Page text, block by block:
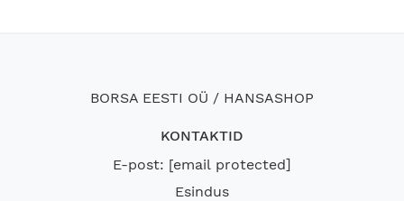
BORSA EESTI OÜ / HANSASHOP
KONTAKTID
E-post: [email protected]
Esindus